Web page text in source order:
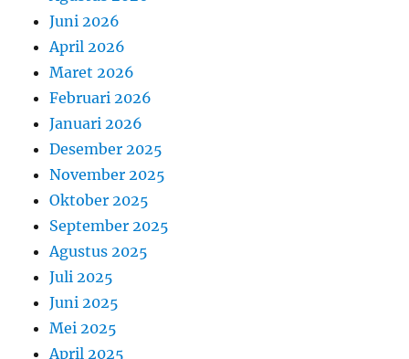
Juni 2026
April 2026
Maret 2026
Februari 2026
Januari 2026
Desember 2025
November 2025
Oktober 2025
September 2025
Agustus 2025
Juli 2025
Juni 2025
Mei 2025
April 2025